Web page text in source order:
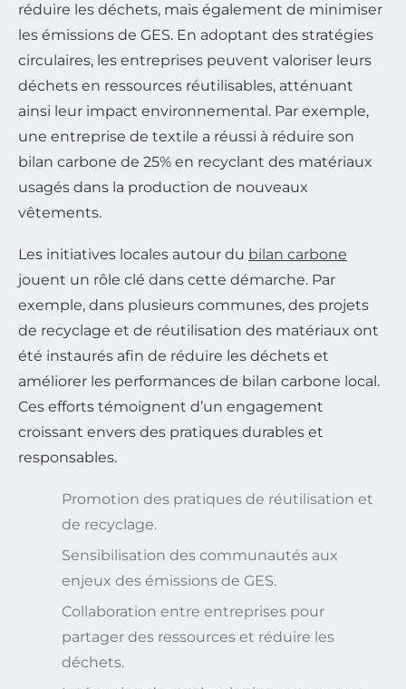
réduire les déchets, mais également de minimiser
les émissions de GES. En adoptant des stratégies
circulaires, les entreprises peuvent valoriser leurs
déchets en ressources réutilisables, atténuant
ainsi leur impact environnemental. Par exemple,
une entreprise de textile a réussi à réduire son
bilan carbone de 25% en recyclant des matériaux
usagés dans la production de nouveaux
vêtements.
Les initiatives locales autour du bilan carbone
jouent un rôle clé dans cette démarche. Par
exemple, dans plusieurs communes, des projets
de recyclage et de réutilisation des matériaux ont
été instaurés afin de réduire les déchets et
améliorer les performances de bilan carbone local.
Ces efforts témoignent d’un engagement
croissant envers des pratiques durables et
responsables.
Promotion des pratiques de réutilisation et
de recyclage.
Sensibilisation des communautés aux
enjeux des émissions de GES.
Collaboration entre entreprises pour
partager des ressources et réduire les
déchets.